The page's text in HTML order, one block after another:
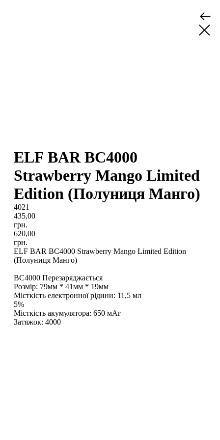
ELF BAR BC4000
Strawberry Mango Limited
Edition (Полуниця Манго)
4021
435,00
грн.
620,00
грн.
ELF BAR BC4000 Strawberry Mango Limited Edition
(Полуниця Манго)
BC4000 Перезаряджається
Розмір: 79мм * 41мм * 19мм
Місткість електронної рідини: 11,5 мл
5%
Місткість акумулятора: 650 мАг
Затяжок: 4000